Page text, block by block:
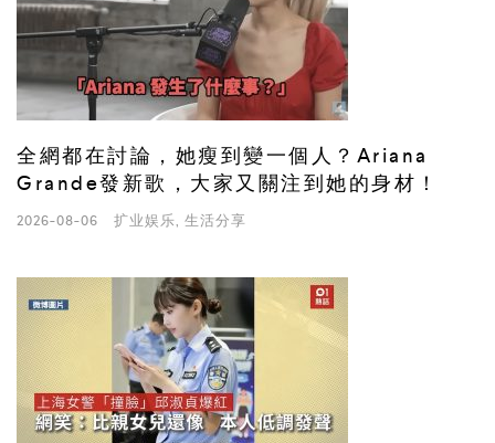
全網都在討論，她瘦到變一個人？Ariana
Grande發新歌，大家又關注到她的身材！
2026-08-06 扩业娱乐, 生活分享